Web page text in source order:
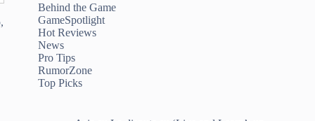
Behind the Game
GameSpotlight
Hot Reviews
News
Pro Tips
RumorZone
Top Picks